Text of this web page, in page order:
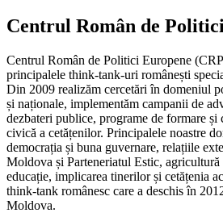
Centrul Român de
Centrul Român de Politici Europene
principalele think-tank-uri românești
Din 2009 realizăm cercetări în domeniul
și naționale, implementăm campanii de
dezbateri publice, programe de formare
civică a cetățenilor. Principalele noastre
democrația și buna guvernare, relațiile
Moldova și Parteneriatul Estic, agricultură
educație, implicarea tinerilor și cetățenia
think-tank românesc care a deschis în
Moldova.